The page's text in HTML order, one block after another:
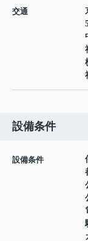
交通
設備条件
設備条件